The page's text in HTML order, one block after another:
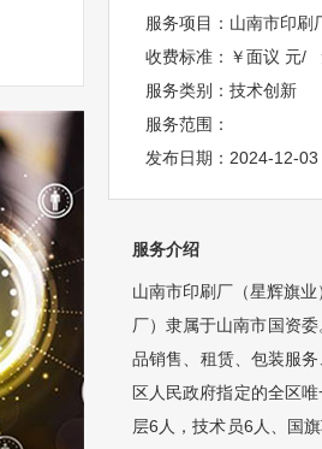
服务项目： 山南市印刷
收费标准： ￥面议 元/
服务类别： 技术创新
服务范围：
发布日期： 2024-12-03
服务介绍
山南市印刷厂（星辉旗
厂）隶属于山南市国资
品销售、租赁、包装服
区人民政府指定的全区
层6人，技术员6人、国